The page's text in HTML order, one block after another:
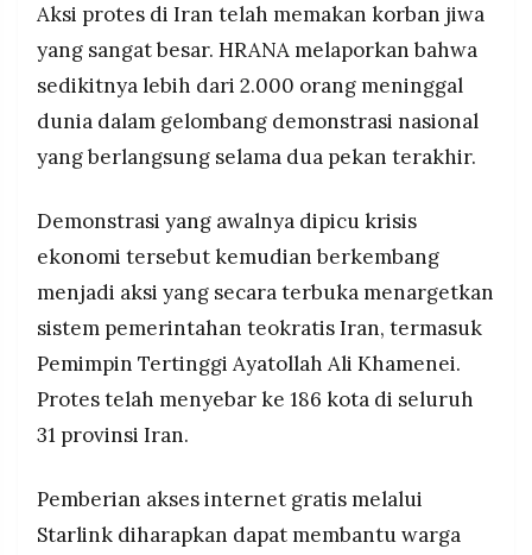
Aksi protes di Iran telah memakan korban jiwa
yang sangat besar. HRANA melaporkan bahwa
sedikitnya lebih dari 2.000 orang meninggal
dunia dalam gelombang demonstrasi nasional
yang berlangsung selama dua pekan terakhir.
Demonstrasi yang awalnya dipicu krisis
ekonomi tersebut kemudian berkembang
menjadi aksi yang secara terbuka menargetkan
sistem pemerintahan teokratis Iran, termasuk
Pemimpin Tertinggi Ayatollah Ali Khamenei.
Protes telah menyebar ke 186 kota di seluruh
31 provinsi Iran.
Pemberian akses internet gratis melalui
Starlink diharapkan dapat membantu warga